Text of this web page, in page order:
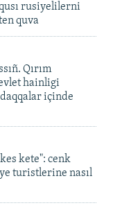
rusiyelilerni
quva
Qırım
hainligi
içinde
kete": cenk
turistlerine nasıl